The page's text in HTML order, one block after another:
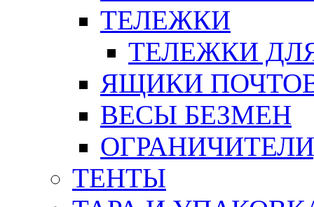
ТЕЛЕЖКИ
ТЕЛЕЖКИ
ЯЩИКИ
ВЕСЫ БЕЗМЕН
ТЕНТЫ